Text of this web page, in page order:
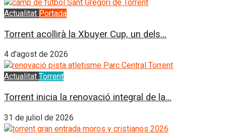
Actualitat Portada
Torrent acollirà la Xbuyer Cup, un dels...
4 d'agost de 2026
Actualitat Torrent
Torrent inicia la renovació integral de la...
31 de juliol de 2026